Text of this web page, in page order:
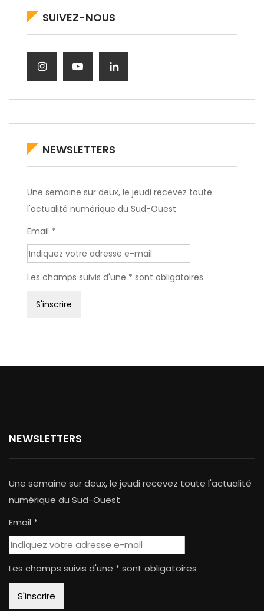
SUIVEZ-NOUS
NEWSLETTERS
Une semaine sur deux, le jeudi recevez toute
l'actualité numérique du Sud-Ouest
Email *
Les champs suivis d'une * sont obligatoires
NEWSLETTERS
Une semaine sur deux, le jeudi recevez toute l'actualité
numérique du Sud-Ouest
Email *
Les champs suivis d'une * sont obligatoires